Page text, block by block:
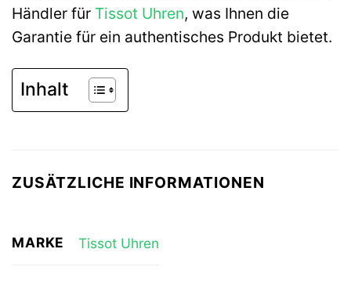
Händler für Tissot Uhren, was Ihnen die
Garantie für ein authentisches Produkt bietet.
Inhalt
ZUSÄTZLICHE INFORMATIONEN
MARKE Tissot Uhren